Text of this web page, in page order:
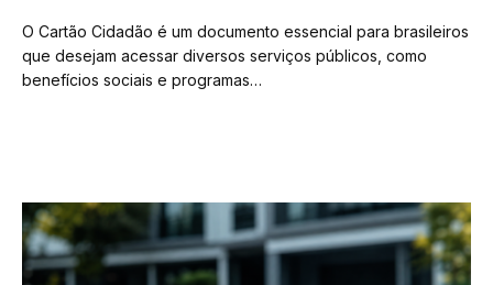
O Cartão Cidadão é um documento essencial para brasileiros
que desejam acessar diversos serviços públicos, como
benefícios sociais e programas…